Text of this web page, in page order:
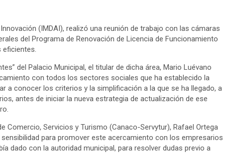
(IMDAI), realizó una reunión de trabajo con las cámaras
del Programa de Renovación de Licencia de Funcionamiento
eficientes.
del Palacio Municipal, el titular de dicha área, Mario Luévano
con todos los sectores sociales que ha establecido la
a conocer los criterios y la simplificación a la que se ha llegado, a
antes de iniciar la nueva estrategia de actualización de ese
Comercio, Servicios y Turismo (Canaco-Servytur), Rafael Ortega
para promover este acercamiento con los empresarios
dado con la autoridad municipal, para resolver dudas previo a